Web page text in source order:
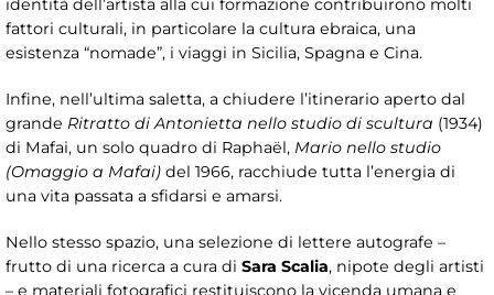
identità dell’artista alla cui formazione contribuirono molti
fattori culturali, in particolare la cultura ebraica, una
esistenza “nomade”, i viaggi in Sicilia, Spagna e Cina.
Infine, nell’ultima saletta, a chiudere l’itinerario aperto dal
grande Ritratto di Antonietta nello studio di scultura (1934)
di Mafai, un solo quadro di Raphaël, Mario nello studio
(Omaggio a Mafai) del 1966, racchiude tutta l’energia di
una vita passata a sfidarsi e amarsi.
Nello stesso spazio, una selezione di lettere autografe –
frutto di una ricerca a cura di Sara Scalia, nipote degli artisti